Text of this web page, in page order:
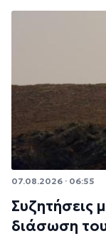
07.08.2026 · 06:55
Συζητήσεις
διάσωση